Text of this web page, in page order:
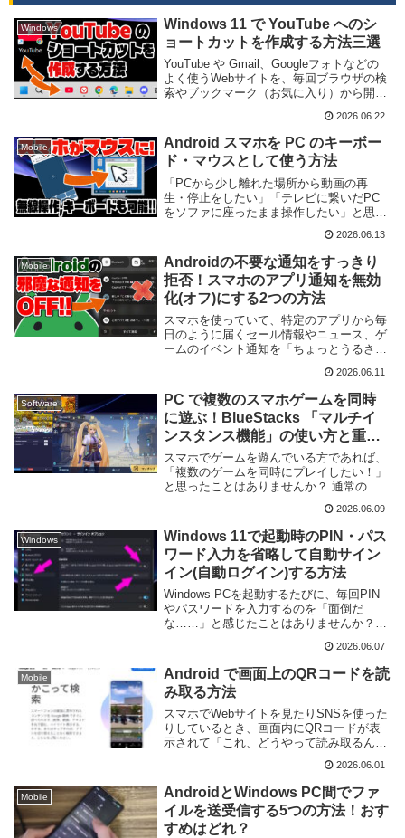
Windows
Windows 11 で YouTube へのシ
ョートカットを作成する方法三選
YouTube や Gmail、Googleフォトなどの
よく使うWebサイトを、毎回ブラウザの検
索やブックマーク（お気に入り）から開く
ませんか？ よく利用するサイトは、PCの
デスクトップやタスクバーに専...
2026.06.22
Mobile
Android スマホを PC のキーボー
ド・マウスとして使う方法
「PCから少し離れた場所から動画の再
生・停止をしたい」「テレビに繋いだPC
をソファに座ったまま操作したい」と思っ
のが Bluetooth のキーボードやマウスです
が、実は専用の機器をわざわざ買わなくて
も...
2026.06.13
Mobile
Androidの不要な通知をすっきり
拒否！スマホのアプリ通知を無効
化(オフ)にする2つの方法
スマホを使っていて、特定のアプリから毎
日のように届くセール情報やニュース、ゲ
ームのイベント通知を「ちょっとうるさい
知自体は便利ですが、あまりに量が多いと
本当に必要な連絡を見落とす原因にもなっ
てしまいます...
2026.06.11
Software
PC で複数のスマホゲームを同時
に遊ぶ！BlueStacks 「マルチイ
ンスタンス機能」の使い方と重い
ときの対処法
スマホでゲームを遊んでいる方であれば、
「複数のゲームを同時にプレイしたい！」
と思ったことはありませんか？ 通常のス
難しいですが、PC であれば BlueStacks
というソフトを使えば驚くほど簡単に実...
2026.06.09
Windows
Windows 11で起動時のPIN・パス
ワード入力を省略して自動サイン
イン(自動ログイン)する方法
Windows PCを起動するたびに、毎回PIN
やパスワードを入力するのを「面倒だ
な……」と感じたことはありませんか？自
であれば、わざわざ毎回ログイン情報を入
力する必要性を感じない方も多いと思いま
す。 ...
2026.06.07
Mobile
Android で画面上のQRコードを読
み取る方法
スマホでWebサイトを見たりSNSを使った
りしているとき、画面内にQRコードが表
示されて「これ、どうやって読み取るんだ
ろう？」と困ったことはありませんか？
別にカメラを用意しなきゃいけないのか
な……と思いがちですが、実はそんな必要
はありませ...
2026.06.01
Mobile
AndroidとWindows PC間でファ
イルを送受信する5つの方法！おす
すめはどれ？